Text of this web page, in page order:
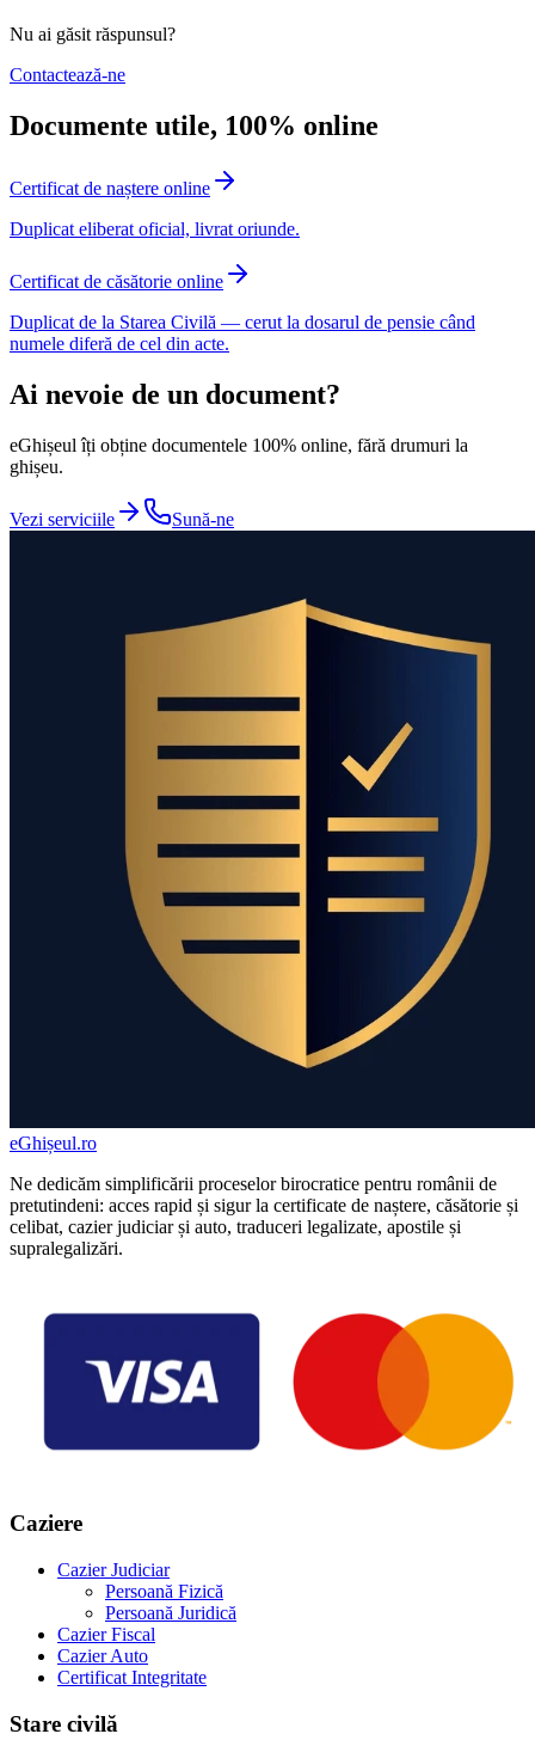
Nu ai găsit răspunsul?
Contactează-ne
Documente utile, 100% online
Certificat de naștere online
Duplicat eliberat oficial, livrat oriunde.
Certificat de căsătorie online
Duplicat de la Starea Civilă — cerut la dosarul de pensie când
numele diferă de cel din acte.
Ai nevoie de un document?
eGhișeul îți obține documentele 100% online, fără drumuri la
ghișeu.
Vezi serviciile Sună-ne
eGhișeul.ro
Ne dedicăm simplificării proceselor birocratice pentru românii de
pretutindeni: acces rapid și sigur la certificate de naștere, căsătorie și
celibat, cazier judiciar și auto, traduceri legalizate, apostile și
supralegalizări.
Caziere
Cazier Judiciar
Persoană Fizică
Persoană Juridică
Cazier Fiscal
Cazier Auto
Certificat Integritate
Stare civilă